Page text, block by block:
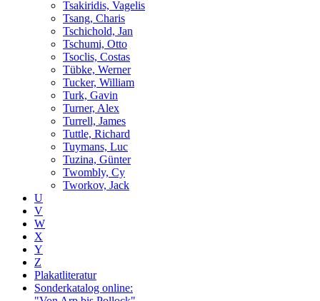
Tsakiridis, Vagelis
Tsang, Charis
Tschichold, Jan
Tschumi, Otto
Tsoclis, Costas
Tübke, Werner
Tucker, William
Turk, Gavin
Turner, Alex
Turrell, James
Tuttle, Richard
Tuymans, Luc
Tuzina, Günter
Twombly, Cy
Tworkov, Jack
U
V
W
X
Y
Z
Plakatliteratur
Sonderkatalog online: